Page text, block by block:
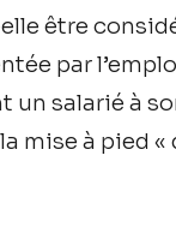
être
par
salarié à
mise à pied «